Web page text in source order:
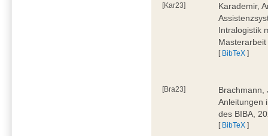
[Kar23]
Karademir,
Intralogistik
[ BibTeX ]
[Bra23]
Brachmann,
Anleitungen
des BIBA,
[ BibTeX ]